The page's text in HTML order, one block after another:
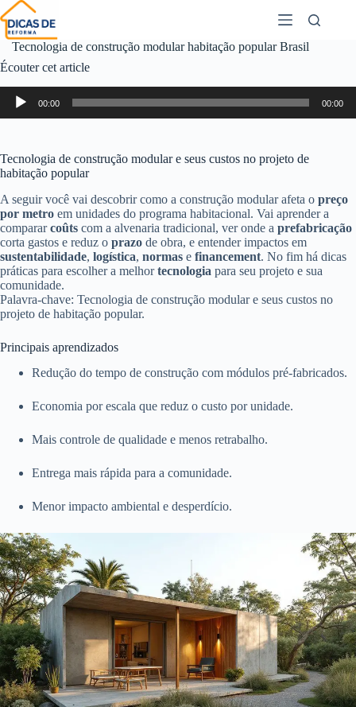
Tecnologia de construção modular habitação popular Brasil
Écouter cet article
Lecteur
audio
00:00 00:00
Tecnologia de construção modular e seus custos no projeto de
habitação popular
A seguir você vai descobrir como a construção modular afeta o preço
por metro em unidades do programa habitacional. Vai aprender a
compararcoûts com a alvenaria tradicional, ver onde a prefabricação
corta gastos e reduz o prazo de obra, e entender impactos em
sustentabilidade, logística, normas e financement. No fim há dicas
práticas para escolher a melhortecnologia para seu projeto e sua
comunidade.
Palavra-chave: Tecnologia de construção modular e seus custos no
projeto de habitação popular.
Principais aprendizados
Redução do tempo de construção com módulos pré-fabricados.
Economia por escala que reduz o custo por unidade.
Mais controle de qualidade e menos retrabalho.
Entrega mais rápida para a comunidade.
Menor impacto ambiental e desperdício.